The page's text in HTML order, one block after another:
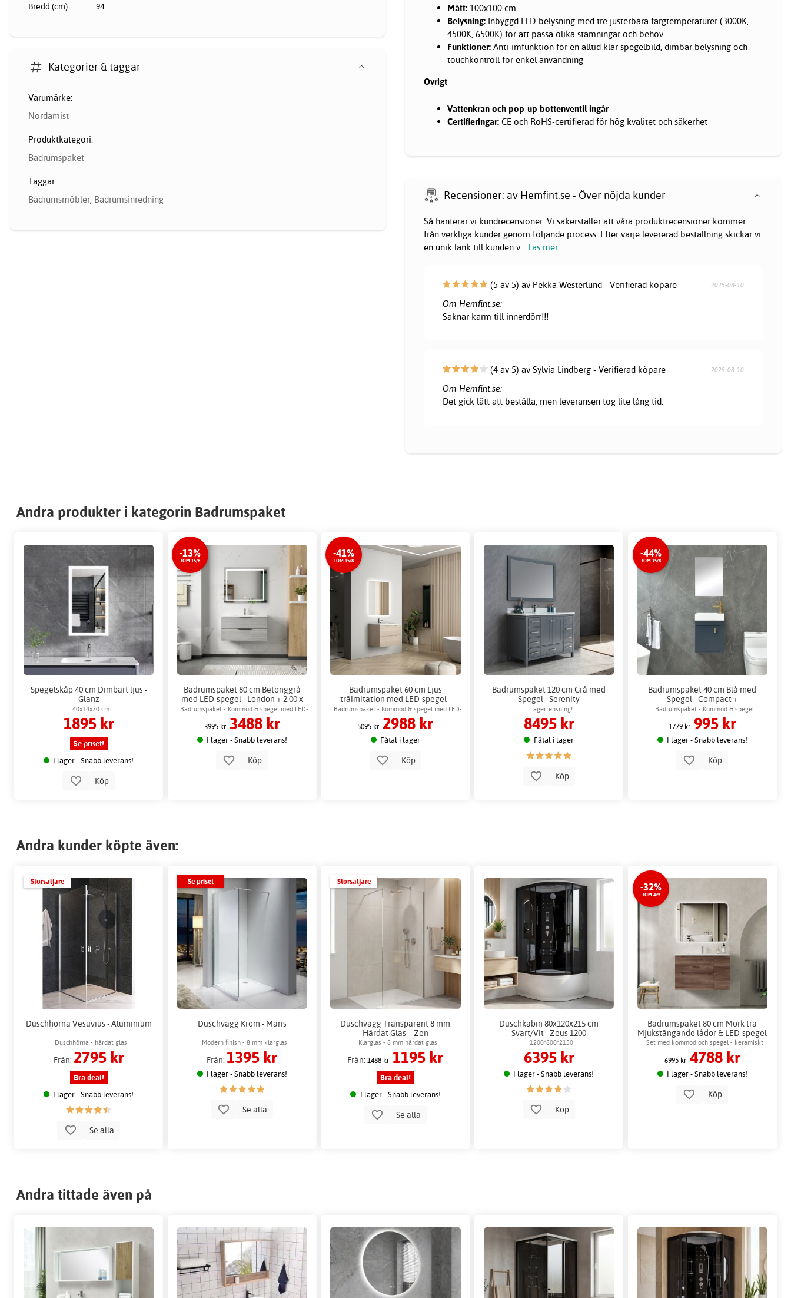
Mått: 100x100 cm
Belysning: Inbyggd LED-belysning med tre justerbara färgtemperaturer (3000K,
4500K, 6500K) för att passa olika stämningar och behov
Funktioner: Anti-imfunktion för en alltid klar spegelbild, dimbar belysning och
touchkontroll för enkel användning
Övrigt
Vattenkran och pop-up bottenventil ingår
Certifieringar: CE och RoHS-certifierad för hög kvalitet och säkerhet
Bredd (cm): 94
Kategorier & taggar
Varumärke:
Nordamist
Produktkategori:
Badrumspaket
Taggar:
Badrumsmöbler, Badrumsinredning Recensioner: av Hemfint.se - Över nöjda kunder
Så hanterar vi kundrecensioner: Vi säkerställer att våra produktrecensioner kommer
från verkliga kunder genom följande process: Efter varje levererad beställning skickar vi
en unik länk till kunden v
Läs mer
(5 av 5) av Pekka Westerlund - Verifierad köpare 2025-08-10
Om Hemfint.se:
Saknar karm till innerdörr!!!
(4 av 5) av Sylvia Lindberg - Verifierad köpare 2025-08-10
Om Hemfint.se:
Det gick lätt att beställa, men leveransen tog lite lång tid.
Andra produkter i kategorin Badrumspaket
Spegelskåp 40 cm Dimbart ljus -
Glanz
40x14x70 cm
1895 kr
Se priset!
I lager - Snabb leverans!
Köp
-13%
TOM 15/8
Badrumspaket 80 cm Betonggrå
med LED-spegel - London + 2.00 x
Badrumskrok
Badrumspaket - Kommod & spegel med LED-
belysning
3995 kr 3488 kr
I lager - Snabb leverans!
Köp
-41%
TOM 15/8
Badrumspaket 60 cm Ljus
träimitation med LED-spegel -
Vega + 2.00 x Badrumskrok
Badrumspaket - Kommod & spegel med LED-
belysning
5095 kr 2988 kr
Fåtal i lager
Köp
Badrumspaket 120 cm Grå med
Spegel - Serenity
Lagerrensning!
8495 kr
Fåtal i lager
Köp
-44%
TOM 15/8
Badrumspaket 40 cm Blå med
Spegel - Compact +
Toalettpappershållare
Badrumspaket - Kommod & spegel
1779 kr 995 kr
I lager - Snabb leverans!
Köp
Andra kunder köpte även:
Storsäljare
Duschhörna Vesuvius - Aluminium
Duschhörna - härdat glas
Från: 2795 kr
Bra deal!
I lager - Snabb leverans!
Se alla
Se priset
Duschvägg Krom - Maris
Modern finish - 8 mm klarglas
Från: 1395 kr
I lager - Snabb leverans!
Se alla
Storsäljare
Duschvägg Transparent 8 mm
Härdat Glas – Zen
Klarglas - 8 mm härdat glas
Från:1488 kr 1195 kr
Bra deal!
I lager - Snabb leverans!
Se alla
Duschkabin 80x120x215 cm
Svart/Vit - Zeus 1200
1200*800*2150
6395 kr
I lager - Snabb leverans!
Köp
-32%
TOM 4/9
Badrumspaket 80 cm Mörk trä
Mjukstängande lådor & LED-spegel
- Portofino
Set med kommod och spegel - keramiskt
tvättställ & dimbar LED-spegel med anti-fog.
6995 kr 4788 kr
I lager - Snabb leverans!
Köp
Andra tittade även på